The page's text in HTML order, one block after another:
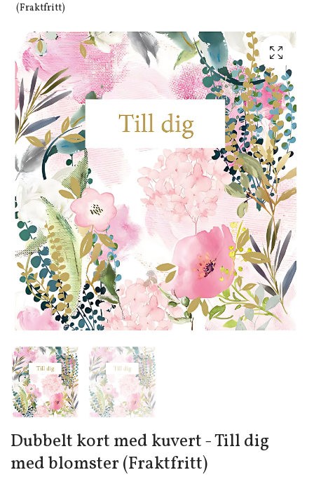
(Fraktfritt)
Dubbelt kort med kuvert - Till dig
med blomster (Fraktfritt)